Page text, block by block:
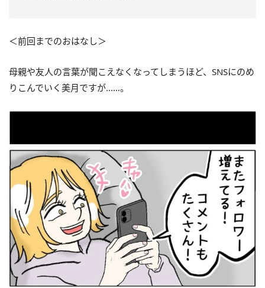
＜前回までのおはなし＞
母親や友人の言葉が聞こえなくなってしまうほど、SNSにのめ
りこんでいく美月ですが……。